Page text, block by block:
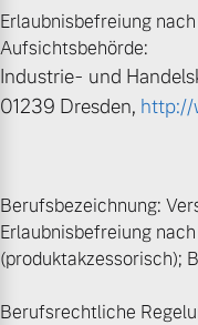
Erlaubnisbefreiung
Aufsichtsbehörde:
Industrie- und
01239 Dresden, http://
Berufsbezeichnung:
Erlaubnisbefreiung
(produktakzessorisch);
Berufsrechtliche